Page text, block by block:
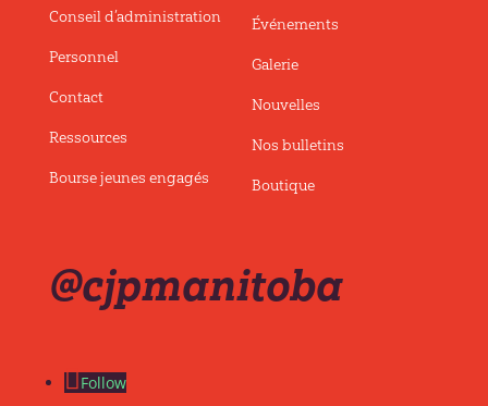
Conseil d’administration
Personnel
Contact
Ressources
Bourse jeunes engagés
Événements
Galerie
Nouvelles
Nos bulletins
Boutique
@cjpmanitoba
Follow